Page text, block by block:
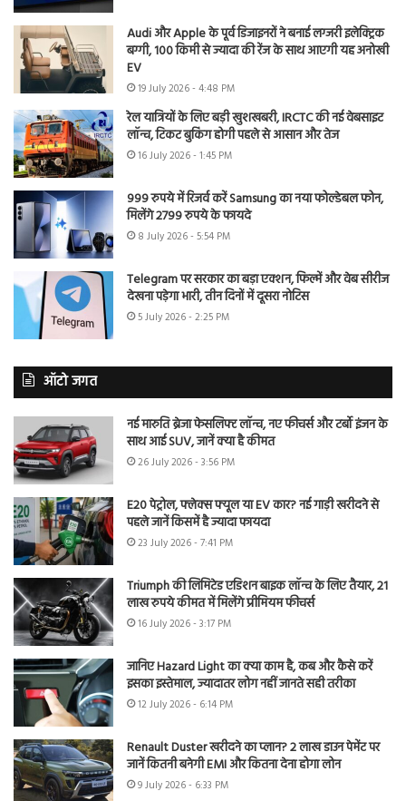
Audi और Apple के पूर्व डिजाइनरों ने बनाई लग्जरी इलेक्ट्रिक
बग्गी, 100 किमी से ज्यादा की रेंज के साथ आएगी यह अनोखी
EV
19 July 2026 - 4:48 PM
रेल यात्रियों के लिए बड़ी खुशखबरी, IRCTC की नई वेबसाइट
लॉन्च, टिकट बुकिंग होगी पहले से आसान और तेज
16 July 2026 - 1:45 PM
999 रुपये में रिजर्व करें Samsung का नया फोल्डेबल फोन,
मिलेंगे 2799 रुपये के फायदे
8 July 2026 - 5:54 PM
Telegram पर सरकार का बड़ा एक्शन, फिल्में और वेब सीरीज
देखना पड़ेगा भारी, तीन दिनों में दूसरा नोटिस
5 July 2026 - 2:25 PM
ऑटो जगत
नई मारुति ब्रेजा फेसलिफ्ट लॉन्च, नए फीचर्स और टर्बो इंजन के
साथ आई SUV, जानें क्या है कीमत
26 July 2026 - 3:56 PM
E20 पेट्रोल, फ्लेक्स फ्यूल या EV कार? नई गाड़ी खरीदने से
पहले जानें किसमें है ज्यादा फायदा
23 July 2026 - 7:41 PM
Triumph की लिमिटेड एडिशन बाइक लॉन्च के लिए तैयार, 21
लाख रुपये कीमत में मिलेंगे प्रीमियम फीचर्स
16 July 2026 - 3:17 PM
जानिए Hazard Light का क्या काम है, कब और कैसे करें
इसका इस्तेमाल, ज्यादातर लोग नहीं जानते सही तरीका
12 July 2026 - 6:14 PM
Renault Duster खरीदने का प्लान? 2 लाख डाउन पेमेंट पर
जानें कितनी बनेगी EMI और कितना देना होगा लोन
9 July 2026 - 6:33 PM